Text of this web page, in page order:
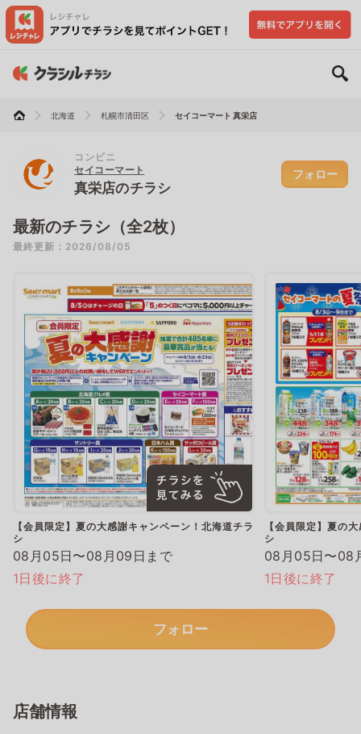
北海道 札幌市清田区 セイコーマート 真栄店
コンビニ
セイコーマート
真栄店のチラシ
フォロー
最新のチラシ（全2枚）
最終更新：2026/08/05
【会員限定】夏の大感謝キャンペーン！北海道チラ
シ
08月05日〜08月09日まで
1日後に終了
【会員限定】夏の
シ
08月05日〜08
1日後に終了
フォロー
店舗情報